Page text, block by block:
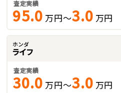
査定実績
95.0 万円～3.0 万円
ホンダ
ライフ
査定実績
30.0 万円～3.0 万円